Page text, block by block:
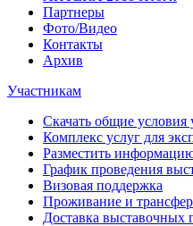
Партнеры
Фото/Видео
Контакты
Архив
Участникам
Скачать общие условия
Комплекс услуг для
Разместить
График проведения
Визовая поддержка
Проживание и трансфер
Доставка выставочных